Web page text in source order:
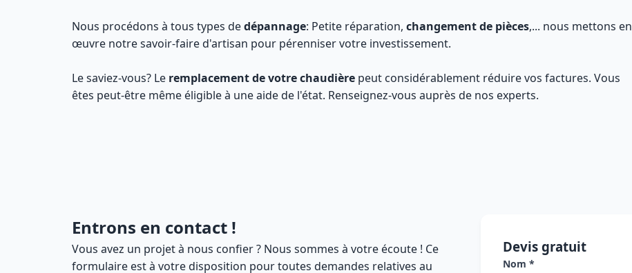
Nous procédons à tous types dedépannage: Petite réparation, changement de pièces,... nous mettons en
œuvre notre savoir-faire d'artisan pour pérenniser votre investissement.
Le saviez-vous? Le remplacement de votre chaudière peut considérablement réduire vos factures. Vous
êtes peut-être même éligible à une aide de l'état. Renseignez-vous auprès de nos experts.
Entrons en contact !
Vous avez un projet à nous confier ? Nous sommes à votre écoute ! Ce
formulaire est à votre disposition pour toutes demandes relatives au
Devis gratuit
Nom *